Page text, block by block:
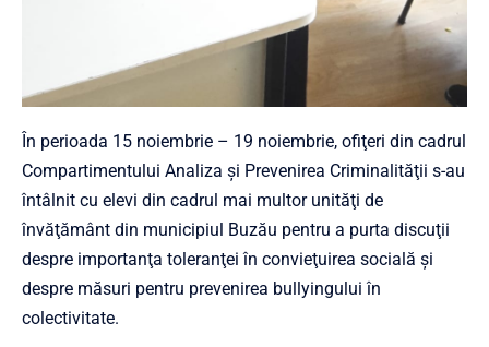
În perioada 15 noiembrie – 19 noiembrie, ofiţeri din cadrul
Compartimentului Analiza şi Prevenirea Criminalităţii s-au
întâlnit cu elevi din cadrul mai multor unităţi de
învăţământ din municipiul Buzău pentru a purta discuţii
despre importanţa toleranţei în convieţuirea socială şi
despre măsuri pentru prevenirea bullyingului în
colectivitate.